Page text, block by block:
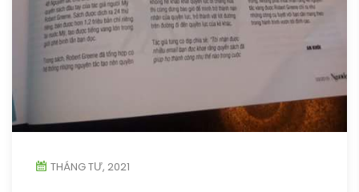
THÁNG TƯ, 2021